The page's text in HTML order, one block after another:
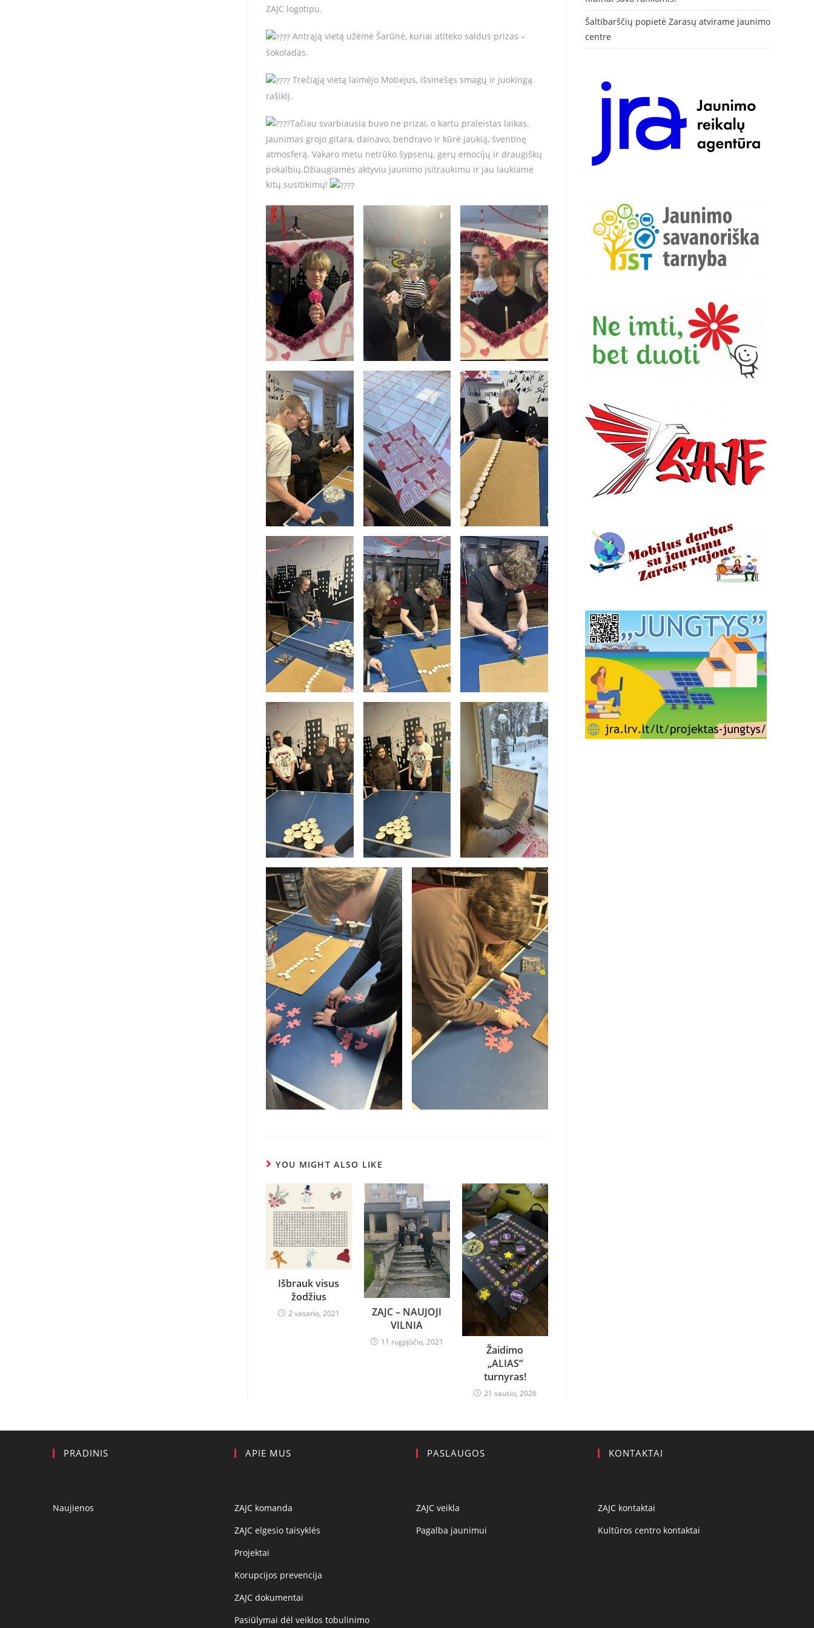
ZAJC logotipu.
Antrąją vietą užėmė Šarūnė, kuriai atiteko saldus prizas –
šokoladas.
Trečiąją vietą laimėjo Motiejus, išsinešęs smagų ir juokingą
rašiklį.
Tačiau svarbiausia buvo ne prizai, o kartu praleistas laikas.
Jaunimas grojo gitara, dainavo, bendravo ir kūrė jaukią, šventinę
atmosferą. Vakaro metu netrūko šypsenų, gerų emocijų ir draugiškų
pokalbių.Džiaugiamės aktyviu jaunimo įsitraukimu ir jau laukiame
kitų susitikimų!
YOU MIGHT ALSO LIKE
Išbrauk visus
žodžius
2 vasario, 2021
ZAJC – NAUJOJI
VILNIA
11 rugpjūčio, 2021
Žaidimo
„ALIAS“
turnyras!
21 sausio, 2026
Šaltibarščių popietė Zarasų atvirame jaunimo
centre
PRADINIS
Naujienos
APIE MUS
ZAJC komanda
ZAJC elgesio taisyklės
Projektai
Korupcijos prevencija
ZAJC dokumentai
Pasiūlymai dėl veiklos tobulinimo
PASLAUGOS
ZAJC veikla
Pagalba jaunimui
KONTAKTAI
ZAJC kontaktai
Kultūros centro kontaktai